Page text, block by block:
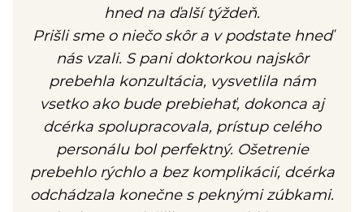
hned na ďalší týždeň.
Prišli sme o niečo skôr a v podstate hneď
nás vzali. S pani doktorkou najskôr
prebehla konzultácia, vysvetlila nám
vsetko ako bude prebiehať, dokonca aj
dcérka spolupracovala, prístup celého
personálu bol perfektný. Ošetrenie
prebehlo rýchlo a bez komplikácií, dcérka
odchádzala konečne s peknými zúbkami.